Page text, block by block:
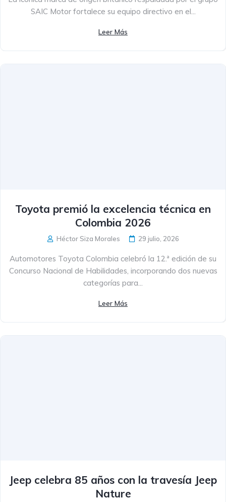
SAIC Motor fortalece su equipo directivo en el...
Leer Más
Toyota premió la excelencia técnica en
Colombia 2026
Héctor Siza Morales 29 julio, 2026
Automotores Toyota Colombia celebró la 12.ª edición de su
Concurso Nacional de Habilidades, incorporando dos nuevas
categorías para...
Leer Más
Jeep celebra 85 años con la travesía Jeep
Nature